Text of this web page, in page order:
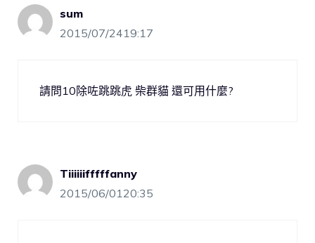
sum
2015/07/2419:17
請問10除咗跳跳虎 柴群貓 還可用什麼?
Tiiiiiifffffanny
2015/06/0120:35